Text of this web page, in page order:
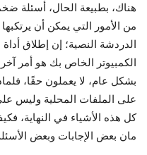
هناك، بطبيعة الحال، أسئلة
من الأمور التي يمكن أن
الدردشة النصية؛ إن إطلاق
الكمبيوتر الخاص بك هو أمر
بشكل عام، لا يعملون حقًا،
على الملفات المحلية وليس
كل هذه الأشياء في النهاية،
مان بعض الإجابات وبعض